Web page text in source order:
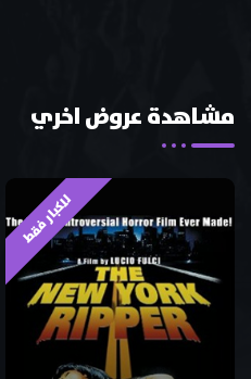
مشاهدة عروض اخري
للكبار فقط